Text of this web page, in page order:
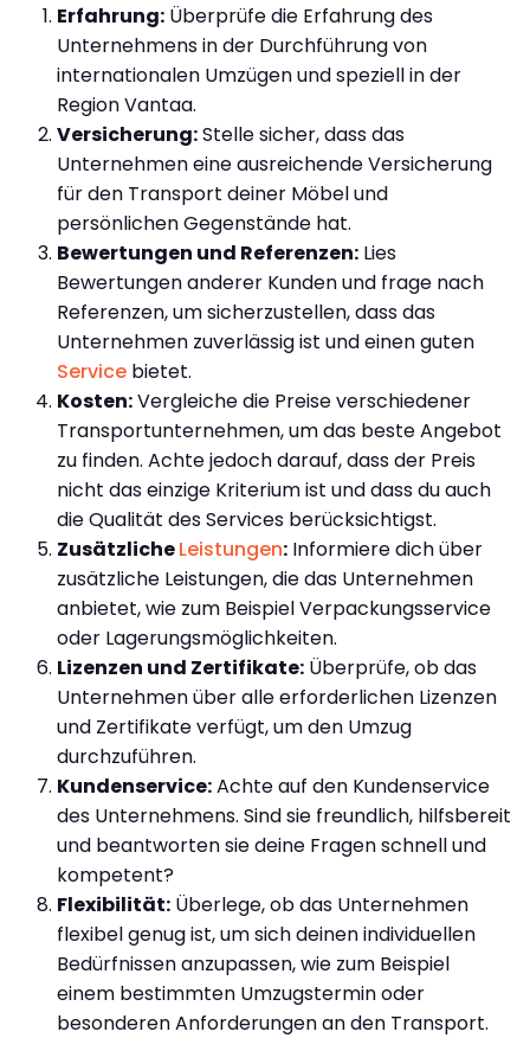
Erfahrung: Überprüfe die Erfahrung des
Unternehmens in der Durchführung von
internationalen Umzügen und speziell in der
Region Vantaa.
Versicherung:Stelle sicher, dass das
Unternehmen eine ausreichende Versicherung
für den Transport deiner Möbel und
persönlichen Gegenstände hat.
Bewertungen und Referenzen: Lies
Bewertungen anderer Kunden und frage nach
Referenzen, um sicherzustellen, dass das
Unternehmen zuverlässig ist und einen guten
Service bietet.
Kosten:Vergleiche die Preise verschiedener
Transportunternehmen, um das beste Angebot
zu finden. Achte jedoch darauf, dass der Preis
nicht das einzige Kriterium ist und dass du auch
die Qualität des Services berücksichtigst.
ZusätzlicheLeistungen: Informiere dich über
zusätzliche Leistungen, die das Unternehmen
anbietet, wie zum Beispiel Verpackungsservice
oder Lagerungsmöglichkeiten.
Lizenzen und Zertifikate: Überprüfe, ob das
Unternehmen über alle erforderlichen Lizenzen
und Zertifikate verfügt, um den Umzug
durchzuführen.
Kundenservice:Achte auf den Kundenservice
des Unternehmens. Sind sie freundlich, hilfsbereit
und beantworten sie deine Fragen schnell und
kompetent?
Flexibilität: Überlege, ob das Unternehmen
flexibel genug ist, um sich deinen individuellen
Bedürfnissen anzupassen, wie zum Beispiel
einem bestimmten Umzugstermin oder
besonderen Anforderungen an den Transport.